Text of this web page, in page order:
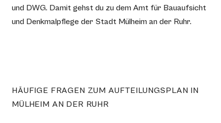
und DWG. Damit gehst du zu dem Amt für Bauaufsicht
und Denkmalpflege der Stadt Mülheim an der Ruhr.
HÄUFIGE FRAGEN ZUM AUFTEILUNGSPLAN IN
MÜLHEIM AN DER RUHR